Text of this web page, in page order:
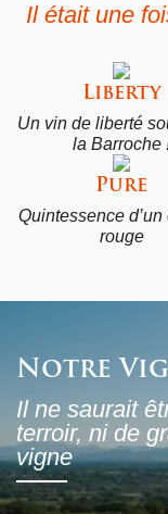
Il était une
Liberty
Un vin de liberté
la Barroche
Pure
Quintessence
rouge
Notre
Il ne saurait
terroir, ni de
vigne